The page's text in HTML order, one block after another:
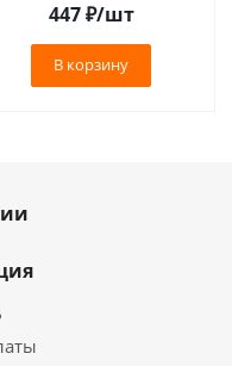
447₽/шт
В корзину